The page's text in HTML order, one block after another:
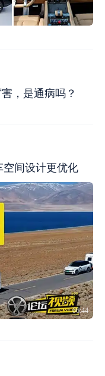
，是通病吗？
空间设计更优化
06:44